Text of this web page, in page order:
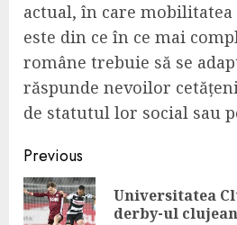
actual, în care
este din ce în ce mai
române trebuie să se
răspunde nevoilor
de statutul lor social sau
Continue
Reading
Previous
Universitatea
derby-ul